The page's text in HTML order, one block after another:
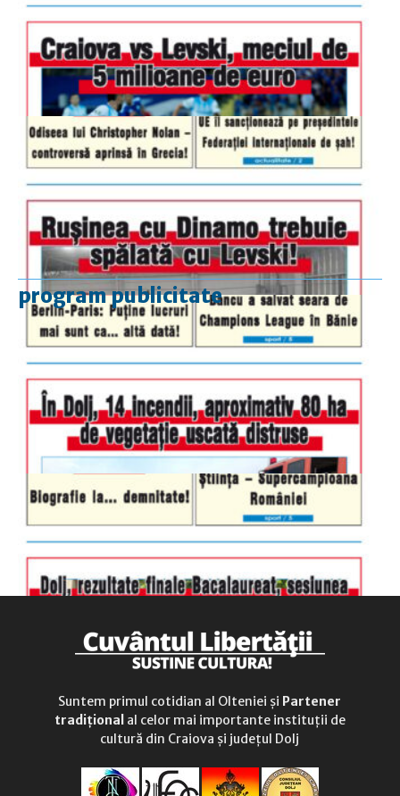
program publicitate
luni-vineri
9.00 - 17.00
duminică
9.00 - 12.00
Suntem primul cotidian al Olteniei și Partener
tradițional al celor mai importante instituții de
cultură din Craiova și județul Dolj